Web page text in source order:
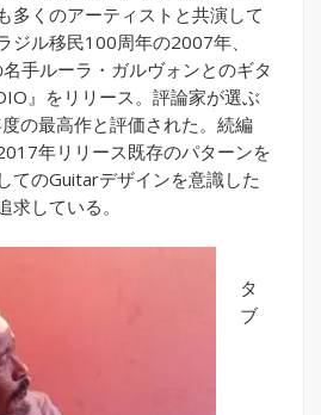
多くのアーティストと共演して
ジル移民100周年の2007年、
手ルーラ・ガルヴォンとのギタ
』をリリース。評論家が選ぶ
の最高作と評価された。続編
年リリース既存のパターンを
てのGuitarデザインを意識した
している。
タ
ブ